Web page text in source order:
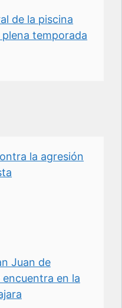
de la piscina
temporada
la agresión
Juan de
en la